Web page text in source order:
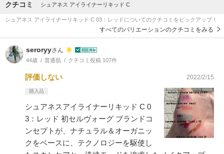
クチコミ シュアネス アイライナーリキッド C
シュアネス アイライナーリキッド C 03：レッドについてのクチコミをピックアップ！
すべてのバリエーションのクチコミをみる
seroryyさん
44歳 普通肌 クチコミ投稿 107件
評価しない 2022/2/15
購入品
シュアネスアイライナーリキッド C 0
3：レッド 初セルヴォーグ ブランドコ
ンセプトが、ナチュラル＆オーガニッ
クをベースに、テクノロジーを駆使し